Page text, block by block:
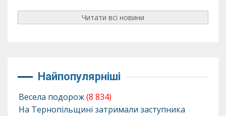
Читати всі новини
Найпопулярніші
Весела подорож(8 834)
На Тернопільщині затримали заступника